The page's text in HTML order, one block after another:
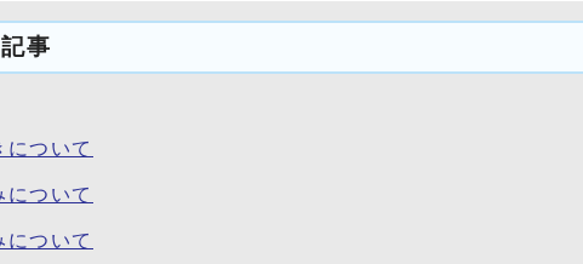
事
について
について
ついて